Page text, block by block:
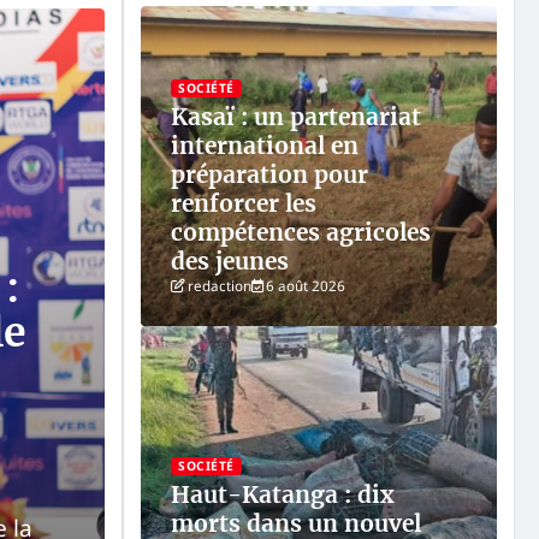
la
INTERNATIONAL
Sahara : la
souveraineté du
Provinces du Sud
Un tournant diplomatique qui
SOCIÉTÉ
Kasaï : un partenariat
international en
préparation pour
renforcer les
compétences agricoles
des jeunes
redaction 6 août 2026
SOCIÉTÉ
Haut-Katanga : dix
morts dans un nouvel